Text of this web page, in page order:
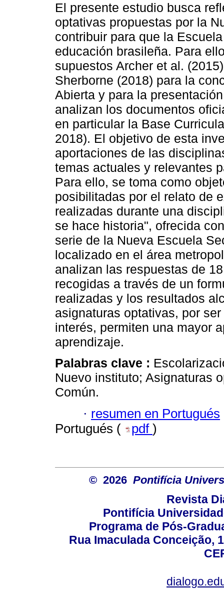
El presente estudio busca
optativas propuestas por la
contribuir para que la
educación brasileña. Para
supuestos Archer et al.
Sherborne (2018) para la
Abierta y para la
analizan los documentos
en particular la Base
2018). El objetivo de esta
aportaciones de las
temas actuales y relevantes
Para ello, se toma como
posibilitadas por el relato de
realizadas durante una
se hace historia", ofrecida
serie de la Nueva Escuela
localizado en el área
analizan las respuestas de
recogidas a través de un
realizadas y los resultados
asignaturas optativas, por
interés, permiten una mayor
aprendizaje.
Palabras clave :
Nuevo instituto; Asignaturas
Común.
· resumen en Portugués
Portugués (
pdf )
© 2026 Pontifícia
Revista
Pontifícia
Programa de Pós-
Rua Imaculada Conceição,